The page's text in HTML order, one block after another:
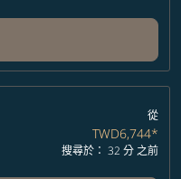
從
TWD6,744*
搜尋於： 32 分 之前